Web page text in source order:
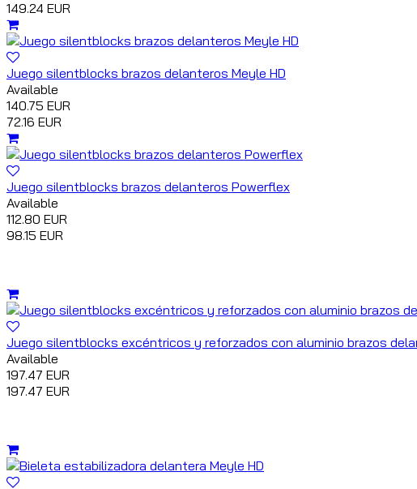
149.24 EUR
Juego silentblocks brazos delanteros Meyle HD
Available
140.75 EUR
72.16 EUR
Juego silentblocks brazos delanteros Powerflex
Available
112.80 EUR
98.15 EUR
Juego silentblocks excéntricos y reforzados con aluminio brazos
Available
197.47 EUR
197.47 EUR